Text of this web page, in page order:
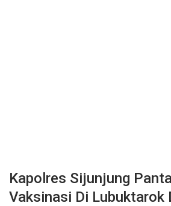
Kapolres Sijunjung
Vaksinasi Di Lubuktarok